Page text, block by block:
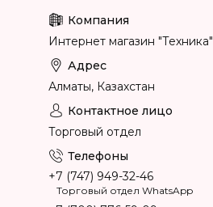
Интернет магазин "Техника"
Алматы, Казахстан
Торговый отдел
+7 (747) 949-32-46
Торговый отдел WhatsApp